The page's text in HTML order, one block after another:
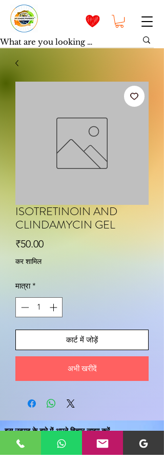
ISOTRETINOIN AND
CLINDAMYCIN GEL
₹50.00मूल्य
कर शामिल
मात्रा *
कार्ट में जोड़ें
अभी खरीदें
इस उत्पाद के बारे में अपने विचार साझा करें